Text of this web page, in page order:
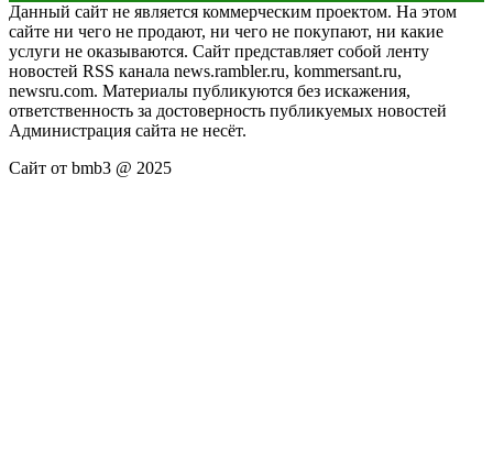
Данный сайт не является коммерческим проектом. На этом
сайте ни чего не продают, ни чего не покупают, ни какие
услуги не оказываются. Сайт представляет собой ленту
новостей RSS канала news.rambler.ru, kommersant.ru,
newsru.com. Материалы публикуются без искажения,
ответственность за достоверность публикуемых новостей
Администрация сайта не несёт.
Сайт от bmb3 @ 2025